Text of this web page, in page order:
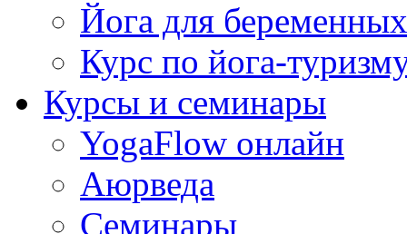
Йога для беременных
Курс по йога-
Курсы и семинары
YogaFlow онлайн
Аюрведа
Семинары